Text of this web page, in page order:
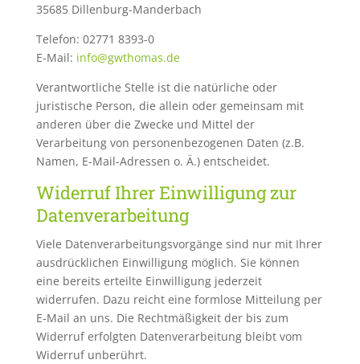
35685 Dillenburg-Manderbach
Telefon: 02771 8393-0
E-Mail: info@gwthomas.de
Verantwortliche Stelle ist die natürliche oder
juristische Person, die allein oder gemeinsam mit
anderen über die Zwecke und Mittel der
Verarbeitung von personenbezogenen Daten (z.B.
Namen, E-Mail-Adressen o. Ä.) entscheidet.
Widerruf Ihrer Einwilligung zur
Datenverarbeitung
Viele Datenverarbeitungsvorgänge sind nur mit Ihrer
ausdrücklichen Einwilligung möglich. Sie können
eine bereits erteilte Einwilligung jederzeit
widerrufen. Dazu reicht eine formlose Mitteilung per
E-Mail an uns. Die Rechtmäßigkeit der bis zum
Widerruf erfolgten Datenverarbeitung bleibt vom
Widerruf unberührt.